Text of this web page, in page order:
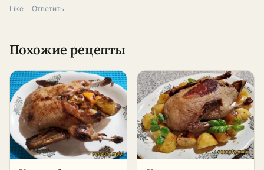
Like Ответить
Похожие рецепты